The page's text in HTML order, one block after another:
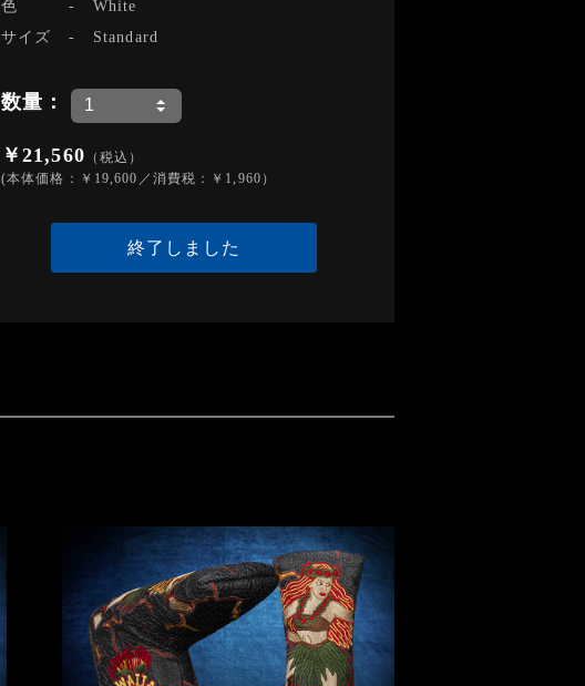
色 - White
サイズ
- Standard
数量：
￥21,560 （税込）
(本体価格：￥19,600／消費税：￥1,960）
終了しました